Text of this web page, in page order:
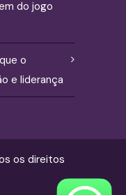
do jogo
o
e liderança
os direitos